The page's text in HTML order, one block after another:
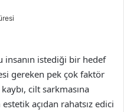
insanın istediği bir hedef
gereken pek çok faktör
cilt sarkmasına
açıdan rahatsız edici